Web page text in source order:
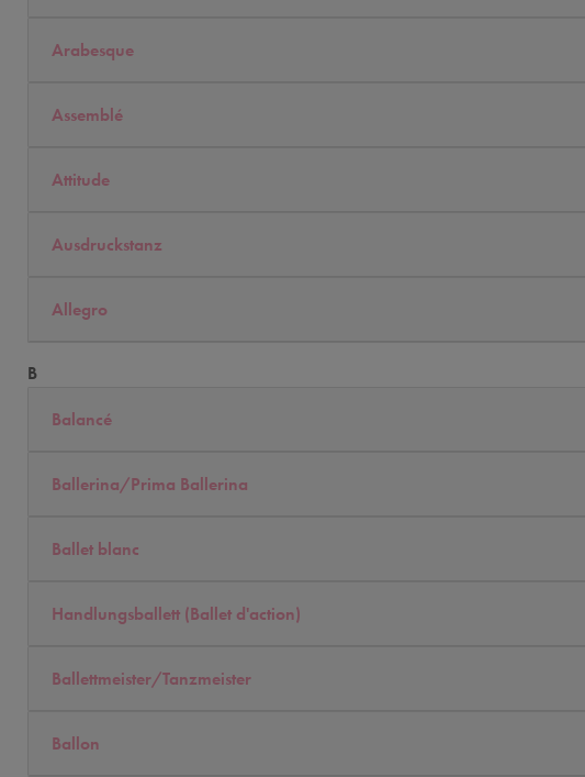
Arabesque
Assemblé
Attitude
Ausdruckstanz
Allegro
B
Balancé
Ballerina/Prima Ballerina
Ballet blanc
Handlungsballett (Ballet d'action)
Ballettmeister/Tanzmeister
Ballon